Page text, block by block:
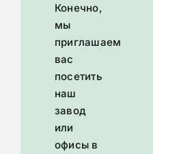
Конечно,
мы
приглашаем
вас
посетить
наш
завод
или
офисы в